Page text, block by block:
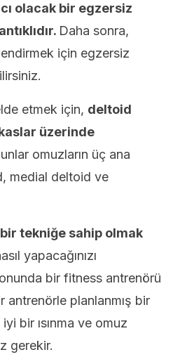
olacak bir egzersiz
Daha sonra,
için egzersiz
etmek için, deltoid
üzerinde
omuzların üç ana
medial deltoid ve
tekniğe sahip olmak
yapacağınızı
bir fitness antrenörü
planlanmış bir
iyi bir ısınma ve omuz
gerekir.